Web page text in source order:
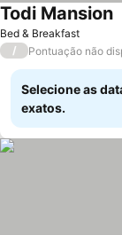
Bed & Breakfast
Todi Mansion
/ Pontuação não
Selecione as
exatos.